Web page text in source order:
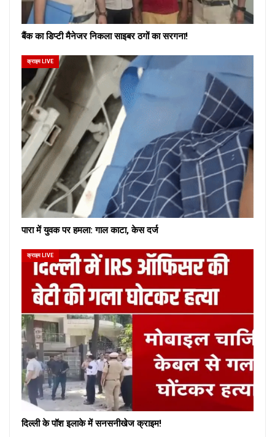
बैंक का डिप्टी मैनेजर निकला साइबर ठगों का सरगना!
क्राइम LIVE
पारा में युवक पर हमला: गाल काटा, केस दर्ज
क्राइम LIVE
दिल्ली के पॉश इलाके में सनसनीखेज क्राइम!